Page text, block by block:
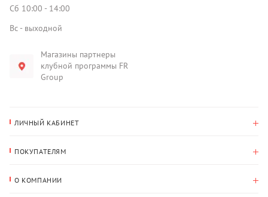
Сб 10:00 - 14:00
Вс - выходной
Магазины партнеры
клубной программы FR
Group
ЛИЧНЫЙ КАБИНЕТ
Адрес для доставки
ПОКУПАТЕЛЯМ
О КОМПАНИИ